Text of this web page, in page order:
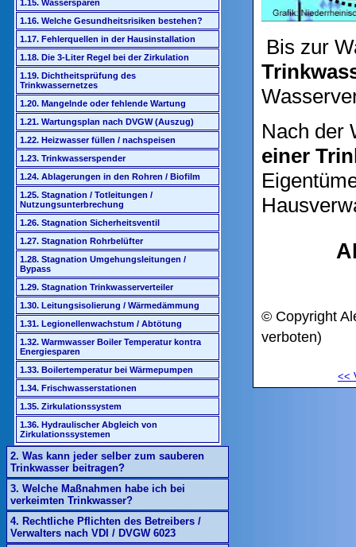
1.15. Wassersparen
1.16. Welche Gesundheitsrisiken bestehen?
1.17. Fehlerquellen in der Hausinstallation
1.18. Die 3-Liter Regel bei der Zirkulation
1.19. Dichtheitsprüfung des
Trinkwassernetzes
1.20. Mangelnde oder fehlende Wartung
1.21. Wartungsplan nach DVGW (Auszug)
1.22. Heizwasser füllen / nachspeisen
1.23. Trinkwasserspender
1.24. Ablagerungen in den Rohren / Biofilm
1.25. Stagnation / Totleitungen /
Nutzungsunterbrechung
1.26. Stagnation Sicherheitsventil
1.27. Stagnation Rohrbelüfter
1.28. Stagnation Umgehungsleitungen /
Bypass
1.29. Stagnation Trinkwasserverteiler
1.30. Leitungsisolierung / Wärmedämmung
1.31. Legionellenwachstum / Abtötung
1.32. Warmwasser Boiler Temperatur kontra
Energiesparen
1.33. Boilertemperatur bei Wärmepumpen
1.34. Frischwasserstationen
1.35. Zirkulationssystem
1.36. Hydraulischer Abgleich von
Zirkulationssystemen
2. Was kann jeder selber zum sauberen
Trinkwasser beitragen?
3. Welche Maßnahmen habe ich bei
verkeimten Trinkwasser?
4. Rechtliche Pflichten des Betreibers /
Verwalters nach VDI / DVGW 6023
Bis zur
Nach der
einer
© Copyright
verboten)
<<